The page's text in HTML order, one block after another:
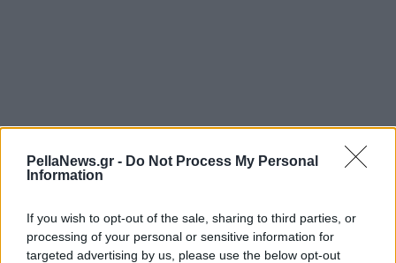
PellaNews.gr - Do Not Process My Personal
Information
If you wish to opt-out of the sale, sharing to third parties, or
processing of your personal or sensitive information for
targeted advertising by us, please use the below opt-out